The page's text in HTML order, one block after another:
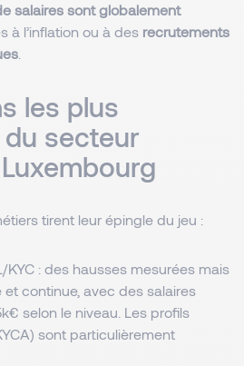
salaires sont globalement
à l’inflation ou à des recrutements
les plus
secteur
tirent leur épingle du jeu :
: des hausses mesurées mais
continue, avec des salaires
selon le niveau. Les profils
sont particulièrement